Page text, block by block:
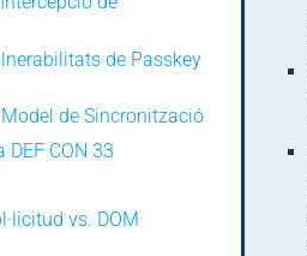
de Passkey
de Sincronització
CON 33
vs. DOM